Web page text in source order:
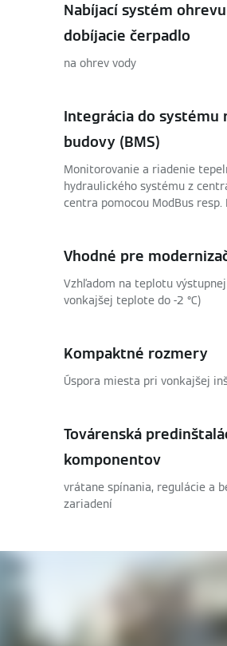
Nabíjací systém
dobíjacie čerpadlo
na ohrev vody
Integrácia do systému
budovy (BMS)
Monitorovanie a riadenie
hydraulického systému z
centra pomocou ModBus
Vhodné pre
Vzhľadom na teplotu výstupnej
vonkajšej teplote do -2 °C)
Kompaktné rozmery
Úspora miesta pri vonkajšej
Továrenská
komponentov
vrátane spínania, regulácie a
zariadení